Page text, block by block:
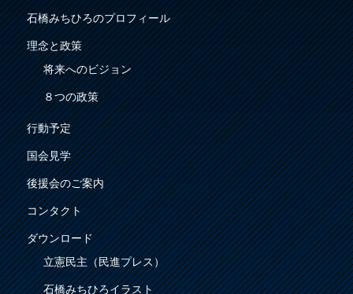
石橋みちひろのプロフィール
理念と政策
将来へのビジョン
８つの政策
行動予定
国会見学
後援会のご案内
コンタクト
ダウンロード
立憲民主（民進プレス）
石橋みちひろイラスト